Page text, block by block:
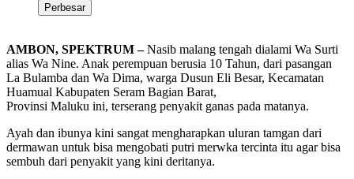
Perbesar
AMBON, SPEKTRUM –Nasib malang tengah dialami Wa Surti
alias Wa Nine. Anak perempuan berusia 10 Tahun, dari pasangan
La Bulamba dan Wa Dima, warga Dusun Eli Besar, Kecamatan
Huamual Kabupaten Seram Bagian Barat,
Provinsi Maluku ini, terserang penyakit ganas pada matanya.
Ayah dan ibunya kini sangat mengharapkan uluran tamgan dari
dermawan untuk bisa mengobati putri merwka tercinta itu agar bisa
sembuh dari penyakit yang kini deritanya.